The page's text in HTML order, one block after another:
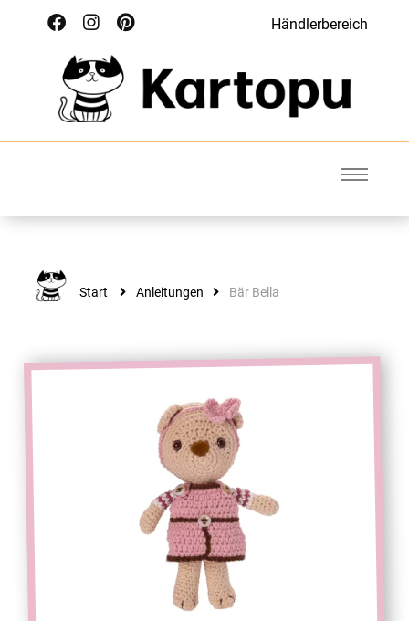
Händlerbereich
Kartopu
Start Anleitungen Bär Bella
ANLEITUNGEN
Bär Bella